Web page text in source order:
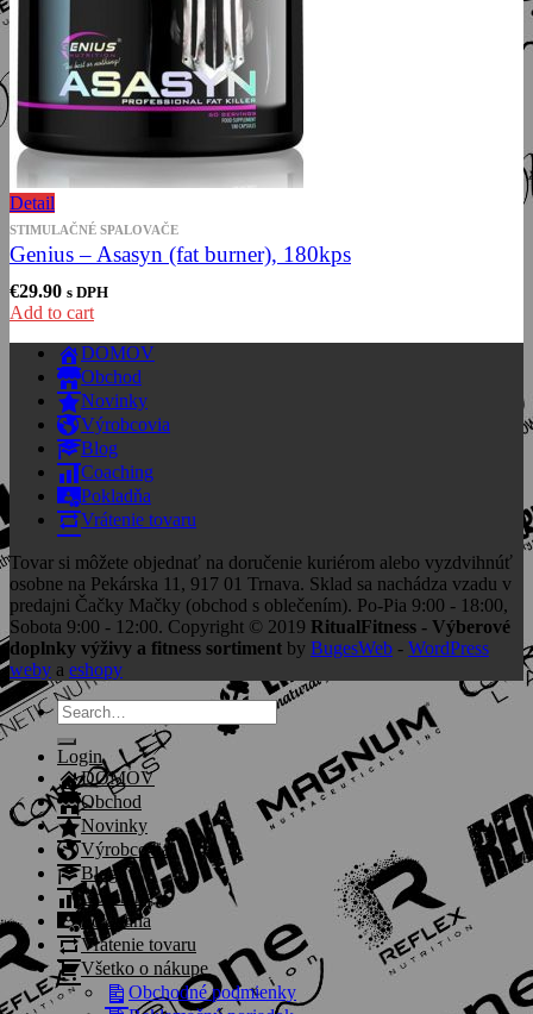
Detail
STIMULAČNÉ SPALOVAČE
Genius – Asasyn (fat burner), 180kps
€29.90 s DPH
Add to cart
DOMOV
Obchod
Novinky
Výrobcovia
Blog
Coaching
Pokladňa
Vrátenie tovaru
Tovar si môžete objednať na doručenie kuriérom alebo vyzdvihnúť
osobne na Pekárska 11, 917 01 Trnava. Sklad sa nachádza vzadu v
predajni Čačky Mačky (obchod s oblečením). Po-Pia 9:00 - 18:00,
Sobota 9:00 - 12:00. Copyright © 2019 RitualFitness - Výberové
doplnky výživy a fitness sortiment by BugesWeb - WordPress
weby a eshopy
Search
for:
Login
DOMOV
Obchod
Novinky
Výrobcovia
Blog
Coaching
Pokladňa
Vrátenie tovaru
Všetko o nákupe
Obchodné podmienky